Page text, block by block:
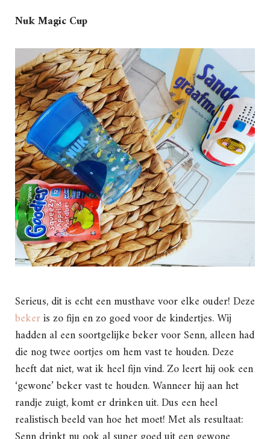
Nuk Magic Cup
Serieus, dit is echt een musthave voor elke ouder! Deze
bekeris zo fijn en zo goed voor de kindertjes. Wij
hadden al een soortgelijke beker voor Senn, alleen had
die nog twee oortjes om hem vast te houden. Deze
heeft dat niet, wat ik heel fijn vind. Zo leert hij ook een
‘gewone’ beker vast te houden. Wanneer hij aan het
randje zuigt, komt er drinken uit. Dus een heel
realistisch beeld van hoe het moet! Met als resultaat: